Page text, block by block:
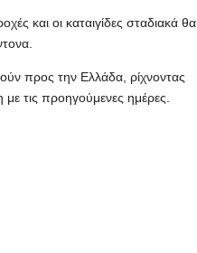
και οι καταιγίδες σταδιακά θα
προς την Ελλάδα, ρίχνοντας
τις προηγούμενες ημέρες.